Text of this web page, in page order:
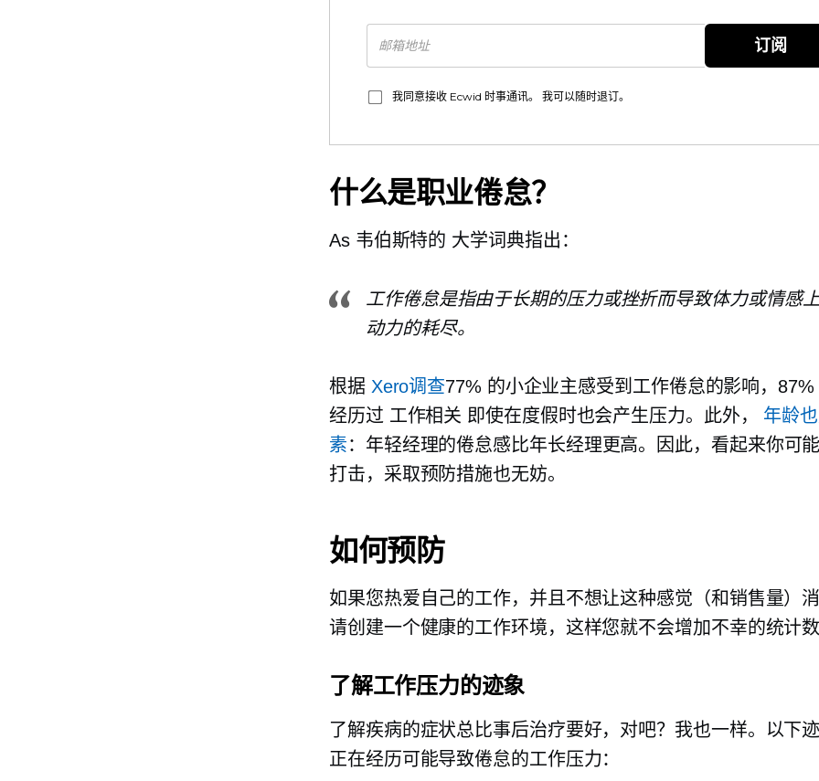
订阅
我同意接收 Ecwid 时事通讯。 我可以随时退订。
什么是职业倦怠？
As 韦伯斯特的 大学词典指出：
工作倦怠是指由于长期的压力或挫折而导致体力或情感
动力的耗尽。
根据 Xero调查77% 的小企业主感受到工作倦怠的影响，
经历过 工作相关 即使在度假时也会产生压力。此外， 年龄
素：年轻经理的倦怠感比年长经理更高。因此，看起来你可
打击，采取预防措施也无妨。
如何预防
如果您热爱自己的工作，并且不想让这种感觉（和销售量）
请创建一个健康的工作环境，这样您就不会增加不幸的统计
了解工作压力的迹象
了解疾病的症状总比事后治疗要好，对吧？我也一样。以下
正在经历可能导致倦怠的工作压力：